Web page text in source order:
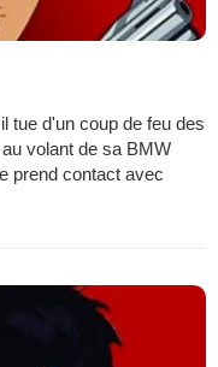
tue d'un coup de feu des
volant de sa BMW
prend contact avec